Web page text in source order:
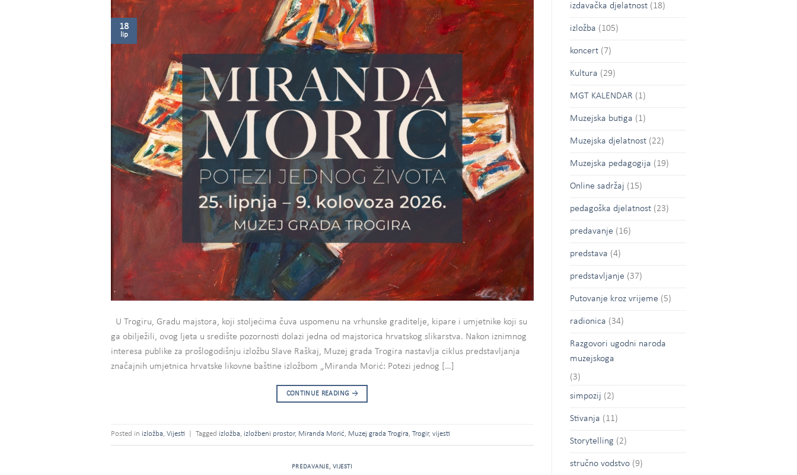
18
lip
U Trogiru, Gradu majstora, koji stoljećima čuva uspomenu na vrhunske graditelje, kipare i umjetnike koji su
ga obilježili, ovog ljeta u središte pozornosti dolazi jedna od majstorica hrvatskog slikarstva. Nakon iznimnog
interesa publike za prošlogodišnju izložbu Slave Raškaj, Muzej grada Trogira nastavlja ciklus predstavljanja
značajnih umjetnica hrvatske likovne baštine izložbom „Miranda Morić: Potezi jednog […]
CONTINUE READING →
Posted in izložba, Vijesti Tagged izložba, izložbeni prostor, Miranda Morić, Muzej grada Trogira, Trogir, vijesti
PREDAVANJE, VIJESTI
izdavačka djelatnost(18)
izložba (105)
koncert(7)
Kultura (29)
MGT KALENDAR (1)
Muzejska butiga (1)
Muzejska djelatnost(22)
Muzejska pedagogija (19)
Online sadržaj (15)
pedagoška djelatnost(23)
predavanje (16)
predstava (4)
predstavljanje (37)
Putovanje kroz vrijeme (5)
radionica (34)
Razgovori ugodni naroda
muzejskoga
(3)
simpozij (2)
Stivanja (11)
Storytelling (2)
stručno vodstvo(9)